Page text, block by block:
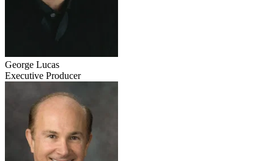
George Lucas
Executive Producer